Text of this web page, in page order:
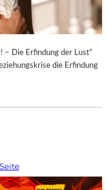
– Die Erfindung der Lust“
die Erfindung